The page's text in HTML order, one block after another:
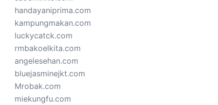
handayaniprima.com
kampungmakan.com
luckycatck.com
rmbakoelkita.com
angelesehan.com
bluejasminejkt.com
Mrobak.com
miekungfu.com